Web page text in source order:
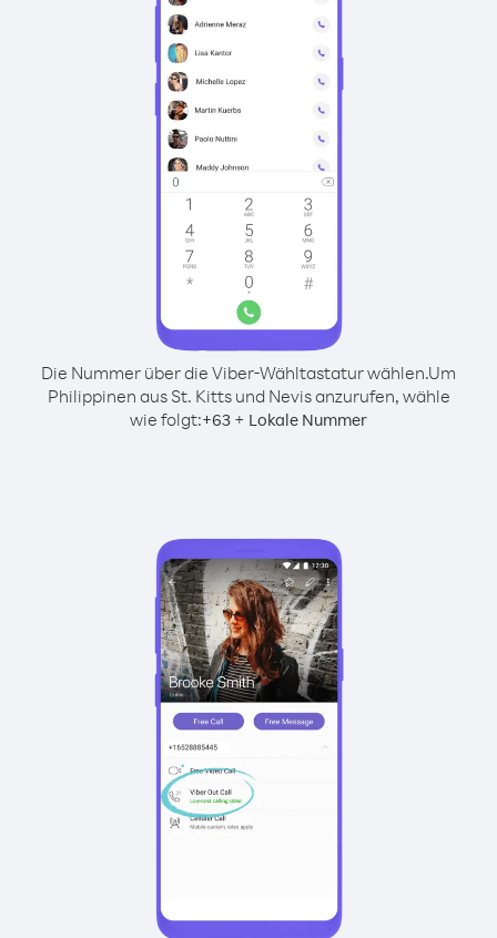
Die Nummer über die Viber-Wähltastatur wählen.Um
Philippinen aus St. Kitts und Nevis anzurufen, wähle
wie folgt:+63 + Lokale Nummer